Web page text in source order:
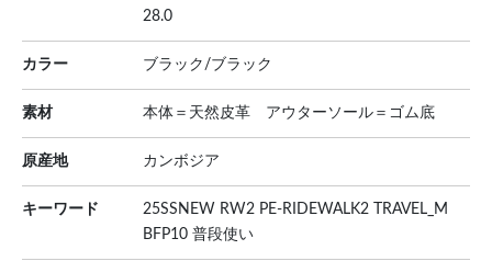
28.0
カラー ブラック/ブラック
素材 本体＝天然皮革 アウターソール＝ゴム底
原産地 カンボジア
キーワード
25SSNEW RW2 PE-RIDEWALK2 TRAVEL_M
BFP10 普段使い